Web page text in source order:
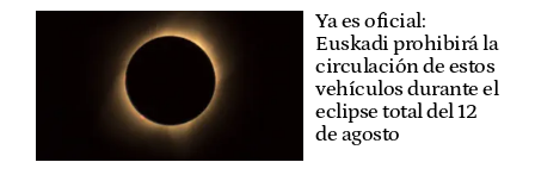
Ya es oficial:
Euskadi prohibirá la
circulación de estos
vehículos durante el
eclipse total del 12
de agosto